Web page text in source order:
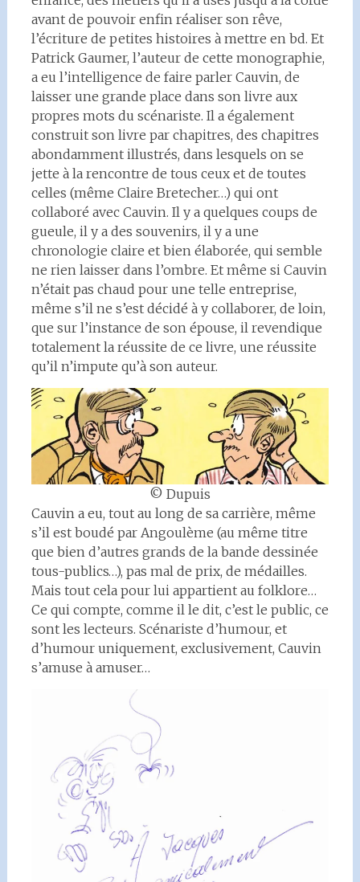
avant de pouvoir enfin réaliser son rêve,
l’écriture de petites histoires à mettre en bd. Et
Patrick Gaumer, l’auteur de cette monographie,
a eu l’intelligence de faire parler Cauvin, de
laisser une grande place dans son livre aux
propres mots du scénariste. Il a également
construit son livre par chapitres, des chapitres
abondamment illustrés, dans lesquels on se
jette à la rencontre de tous ceux et de toutes
celles (même Claire Bretecher…) qui ont
collaboré avec Cauvin. Il y a quelques coups de
gueule, il y a des souvenirs, il y a une
chronologie claire et bien élaborée, qui semble
ne rien laisser dans l’ombre. Et même si Cauvin
n’était pas chaud pour une telle entreprise,
même s’il ne s’est décidé à y collaborer, de loin,
que sur l’instance de son épouse, il revendique
totalement la réussite de ce livre, une réussite
qu’il n’impute qu’à son auteur.
© Dupuis
Cauvin a eu, tout au long de sa carrière, même
s’il est boudé par Angoulème (au même titre
que bien d’autres grands de la bande dessinée
tous-publics…), pas mal de prix, de médailles.
Mais tout cela pour lui appartient au folklore…
Ce qui compte, comme il le dit, c’est le public, ce
sont les lecteurs. Scénariste d’humour, et
d’humour uniquement, exclusivement, Cauvin
s’amuse à amuser…